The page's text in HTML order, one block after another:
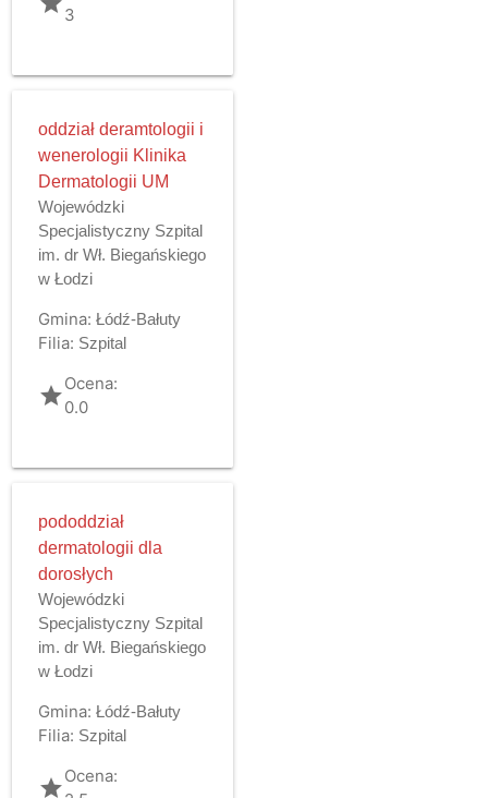
3
oddział deramtologii i
wenerologii Klinika
Dermatologii UM
Wojewódzki
Specjalistyczny Szpital
im. dr Wł. Biegańskiego
w Łodzi
Gmina: Łódź-Bałuty
Filia: Szpital
gradeOcena:
0.0
pododdział
dermatologii dla
dorosłych
Wojewódzki
Specjalistyczny Szpital
im. dr Wł. Biegańskiego
w Łodzi
Gmina: Łódź-Bałuty
Filia: Szpital
gradeOcena: